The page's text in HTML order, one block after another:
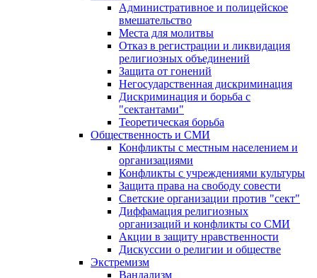
Административное и полицейское
вмешательство
Места для молитвы
Отказ в регистрации и ликвидация
религиозных объединений
Защита от гонений
Негосударственная дискриминация
Дискриминация и борьба с
"сектантами"
Теоретическая борьба
Общественность и СМИ
Конфликты с местным населением и
организациями
Конфликты с учреждениями культуры
Защита права на свободу совести
Светские организации против "сект"
Диффамация религиозных
организаций и конфликты со СМИ
Акции в защиту нравственности
Дискуссии о религии и обществе
Экстремизм
Вандализм